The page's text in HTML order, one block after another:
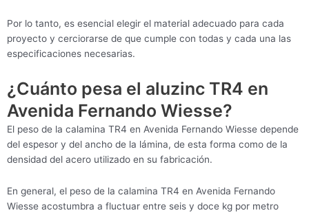
Por lo tanto, es esencial elegir el material adecuado para cada
proyecto y cerciorarse de que cumple con todas y cada una las
especificaciones necesarias.
¿Cuánto pesa el aluzinc TR4 en
Avenida Fernando Wiesse?
El peso de la calamina TR4 en Avenida Fernando Wiesse depende
del espesor y del ancho de la lámina, de esta forma como de la
densidad del acero utilizado en su fabricación.
En general, el peso de la calamina TR4 en Avenida Fernando
Wiesse acostumbra a fluctuar entre seis y doce kg por metro